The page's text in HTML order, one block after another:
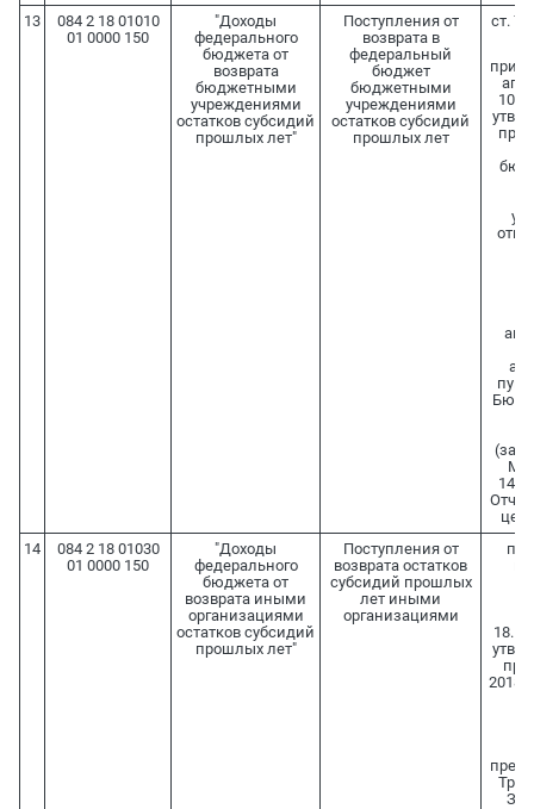
13
084 2 18 01010
01 0000 150
"Доходы
федерального
бюджета от
возврата
бюджетными
учреждениями
остатков субсидий
прошлых лет"
Поступления от
возврата в
федеральный
бюджет
бюджетными
учреждениями
остатков субсидий
прошлых лет
ст.
14
084 2 18 01030
01 0000 150
"Доходы
федерального
бюджета от
возврата иными
организациями
остатков субсидий
прошлых лет"
Поступления от
возврата остатков
субсидий прошлых
лет иными
организациями
п.
2018